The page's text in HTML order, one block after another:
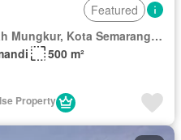
Featured
RW 01, Gajah Mungkur, Gajah Mungkur, Kota Semarang, Jawa Tengah
500 m²
Property